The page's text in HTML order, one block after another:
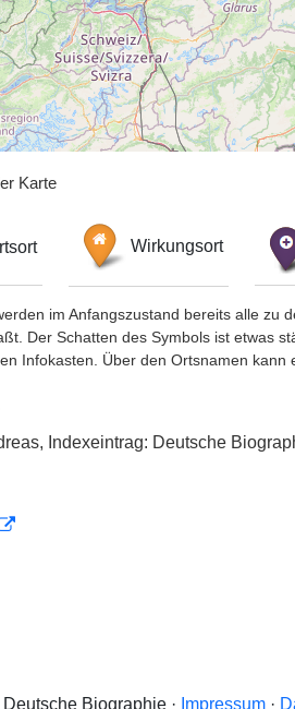
Karte
Wirkungsort
im Anfangszustand bereits alle zu
Der Schatten des Symbols ist etwas
Infokasten. Über den Ortsnamen kann
Indexeintrag: Deutsche
Deutsche Biographie · Impressum ·